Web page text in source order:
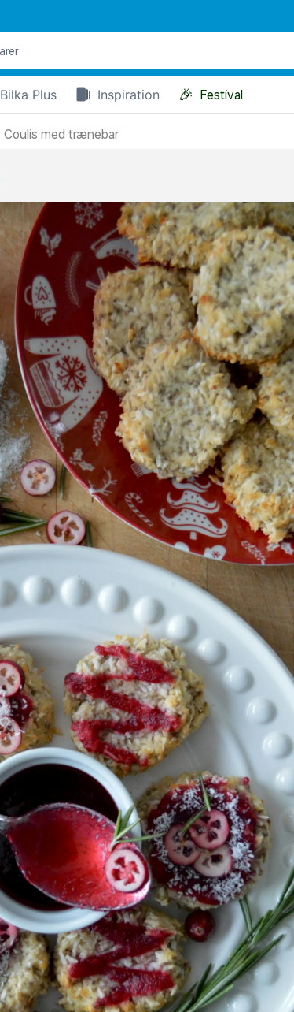
Bilka Plus Inspiration 🎉 Festival
Coulis med trænebar